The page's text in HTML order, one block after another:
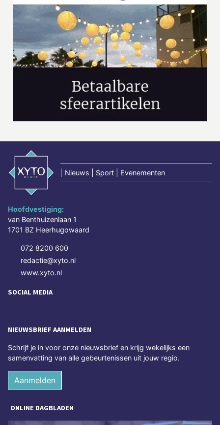
Nieuws | Sport | Evenementen
Hoofdvestiging:
van Benthuizenlaan 1
1701 BZ Heerhugowaard
072 8200 600
redactie@xyto.nl
www.xyto.nl
SOCIAL MEDIA
NIEUWSBRIEF AANMELDEN
Schrijf je in voor onze nieuwsbrief en krijg wekelijks een
samenvatting van alle gebeurtenissen uit jouw regio.
Aanmelden
ONLINE DAGBLADEN